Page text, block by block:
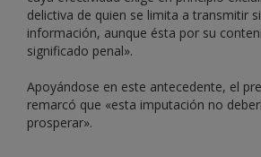
delictiva de quien se limita a transmitir
información, aunque ésta por su
significado penal».
Apoyándose en este antecedente, el
remarcó que «esta imputación no
prosperar».